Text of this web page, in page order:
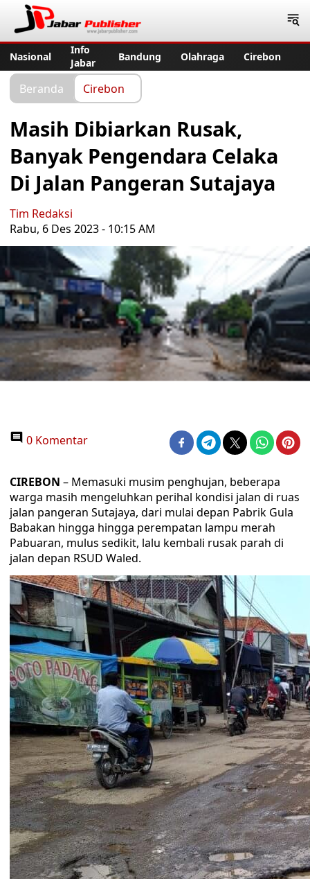
Nasional
Info
Jabar
Bandung Olahraga Cirebon
Beranda Cirebon
Masih Dibiarkan Rusak,
Banyak Pengendara Celaka
Di Jalan Pangeran Sutajaya
Tim Redaksi
Rabu, 6 Des 2023 - 10:15 AM
0 Komentar
CIREBON – Memasuki musim penghujan, beberapa
warga masih mengeluhkan perihal kondisi jalan di ruas
jalan pangeran Sutajaya, dari mulai depan Pabrik Gula
Babakan hingga hingga perempatan lampu merah
Pabuaran, mulus sedikit, lalu kembali rusak parah di
jalan depan RSUD Waled.